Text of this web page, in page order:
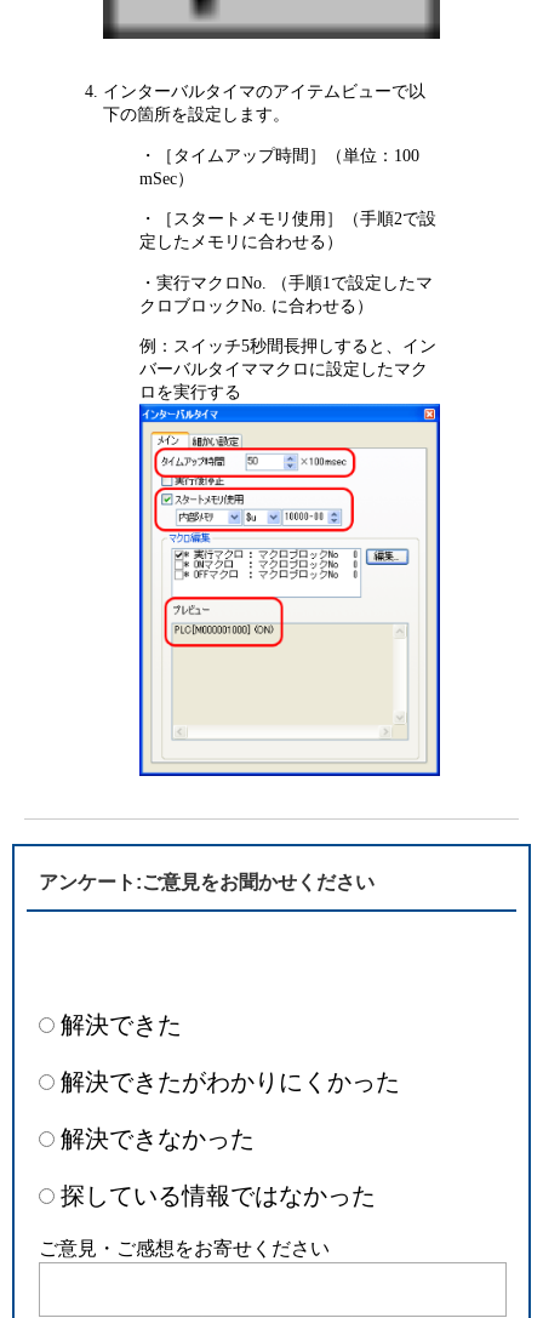
インターバルタイマのアイテムビューで以
下の箇所を設定します。
・［タイムアップ時間］（単位：100
mSec）
・［スタートメモリ使用］（手順2で設
定したメモリに合わせる）
・実行マクロNo. （手順1で設定したマ
クロブロックNo. に合わせる）
例：スイッチ5秒間長押しすると、イン
バーバルタイママクロに設定したマク
ロを実行する
アンケート:ご意見をお聞かせください
解決できた
解決できたがわかりにくかった
解決できなかった
探している情報ではなかった
ご意見・ご感想をお寄せください